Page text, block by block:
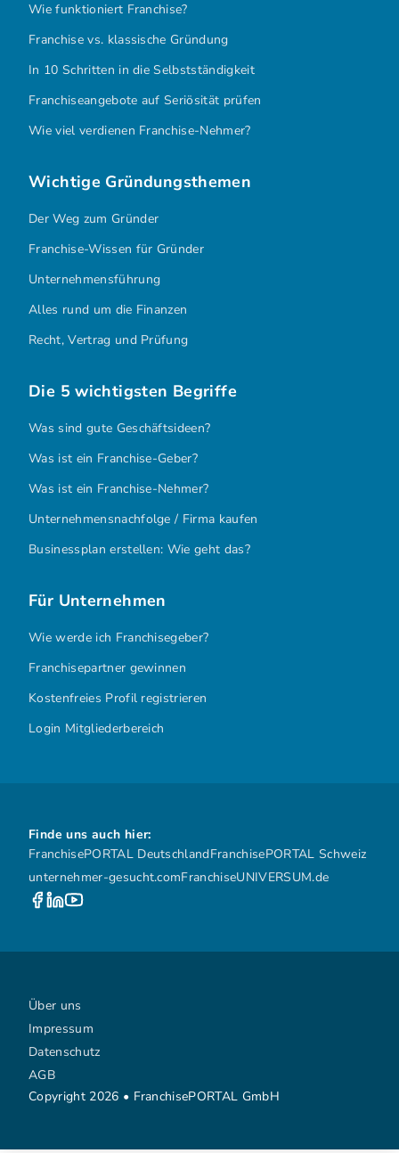
Wie funktioniert Franchise?
Franchise vs. klassische Gründung
In 10 Schritten in die Selbstständigkeit
Franchiseangebote auf Seriösität prüfen
Wie viel verdienen Franchise-Nehmer?
Wichtige Gründungsthemen
Der Weg zum Gründer
Franchise-Wissen für Gründer
Unternehmensführung
Alles rund um die Finanzen
Recht, Vertrag und Prüfung
Die 5 wichtigsten Begriffe
Was sind gute Geschäftsideen?
Was ist ein Franchise-Geber?
Was ist ein Franchise-Nehmer?
Unternehmensnachfolge / Firma kaufen
Businessplan erstellen: Wie geht das?
Für Unternehmen
Wie werde ich Franchisegeber?
Franchisepartner gewinnen
Kostenfreies Profil registrieren
Login Mitgliederbereich
Finde uns auch hier:
FranchisePORTAL DeutschlandFranchisePORTAL Schweiz
unternehmer-gesucht.comFranchiseUNIVERSUM.de
Copyright 2026 • FranchisePORTAL GmbH
Über uns
Impressum
Datenschutz
AGB